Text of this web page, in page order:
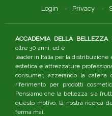
Login Privacy
ACCADEMIA DELLA BELLEZZA
oltre 30 anni, ed è
leader in Italia per la distribuzione
estetica e attrezzature
consumer, azzerando la
riferimento per prodotti
Pensiamo che la bellezza sia
questo motivo, la nostra ricerca
ferma mai.